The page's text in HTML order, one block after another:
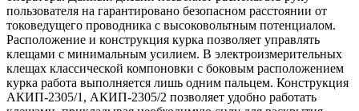
пользователя на гарантировано безопасном расстоянии от
токоведущего проводника с высоковольтным потенциалом.
Расположение и конструкция курка позволяет управлять
клещами с минимальным усилием. В электроизмерительных
клещах классической компоновки с боковым расположением
курка работа выполняется лишь одним пальцем. Конструкция
АКИП-2305/1, АКИП-2305/2 позволяет удобно работать